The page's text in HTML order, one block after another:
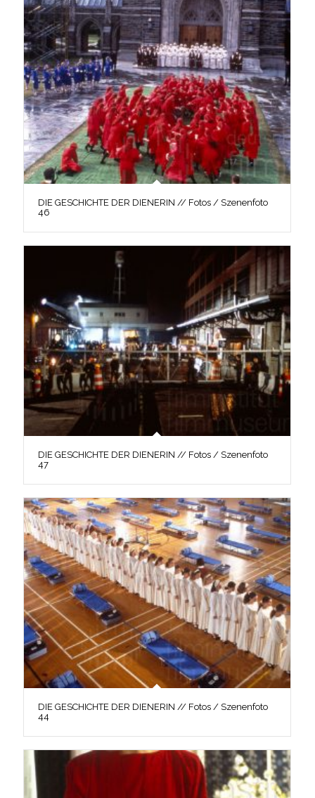
DIE GESCHICHTE DER DIENERIN // Fotos / Szenenfoto
46
DIE GESCHICHTE DER DIENERIN // Fotos / Szenenfoto
47
DIE GESCHICHTE DER DIENERIN // Fotos / Szenenfoto
44